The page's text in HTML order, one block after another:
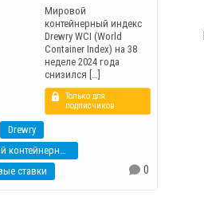
Мировой
контейнерный индекс
Drewry WCI (World
Container Index) на 38
неделе 2024 года
снизился […]
Только для
подписчиков
Drewry
мировой контейнерный индекс
ставки
0